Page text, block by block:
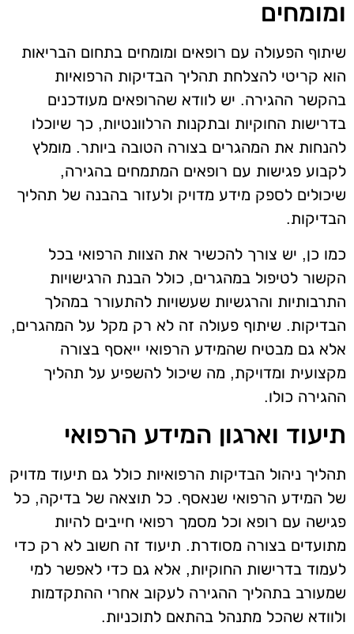
ומומחים
שיתוף הפעולה עם רופאים ומומחים בתחום הבריאות
הוא קריטי להצלחת תהליך הבדיקות הרפואיות
בהקשר ההגירה. יש לוודא שהרופאים מעודכנים
בדרישות החוקיות ובתקנות הרלוונטיות, כך שיוכלו
להנחות את המהגרים בצורה הטובה ביותר. מומלץ
לקבוע פגישות עם רופאים המתמחים בהגירה,
שיכולים לספק מידע מדויק ולעזור בהבנה של תהליך
הבדיקות.
כמו כן, יש צורך להכשיר את הצוות הרפואי בכל
הקשור לטיפול במהגרים, כולל הבנת הרגישויות
התרבותיות והרגשיות שעשויות להתעורר במהלך
הבדיקות. שיתוף פעולה זה לא רק מקל על המהגרים,
אלא גם מבטיח שהמידע הרפואי ייאסף בצורה
מקצועית ומדויקת, מה שיכול להשפיע על תהליך
ההגירה כולו.
תיעוד וארגון המידע הרפואי
תהליך ניהול הבדיקות הרפואיות כולל גם תיעוד מדויק
של המידע הרפואי שנאסף. כל תוצאה של בדיקה, כל
פגישה עם רופא וכל מסמך רפואי חייבים להיות
מתועדים בצורה מסודרת. תיעוד זה חשוב לא רק כדי
לעמוד בדרישות החוקיות, אלא גם כדי לאפשר למי
שמעורב בתהליך ההגירה לעקוב אחרי ההתקדמות
ולוודא שהכל מתנהל בהתאם לתוכניות.